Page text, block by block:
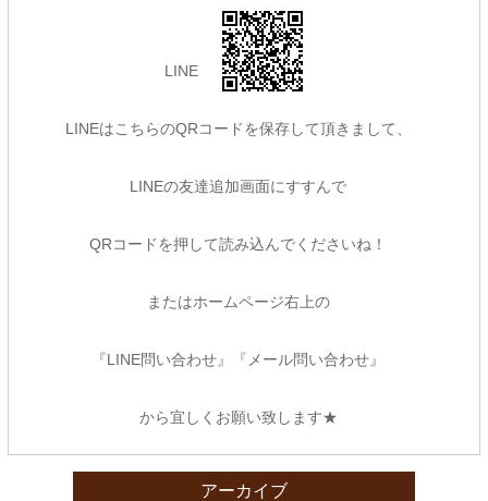
L INE
LINEはこちらのQRコードを保存して頂きまして、
LINEの友達追加画面にすすんで
QRコードを押して読み込んでくださいね！
またはホームページ右上の
『LINE問い合わせ』『メール問い合わせ』
から宜しくお願い致します★
アーカイブ